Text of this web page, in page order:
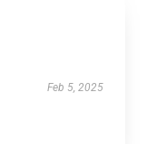
Feb 5, 2025